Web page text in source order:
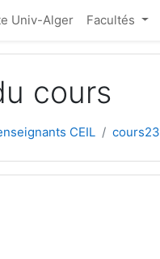
Univ-Alger Facultés
cours
CEIL cours23